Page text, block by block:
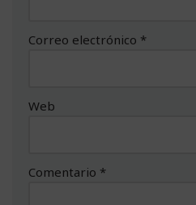
Correo electrónico *
Web
Comentario *